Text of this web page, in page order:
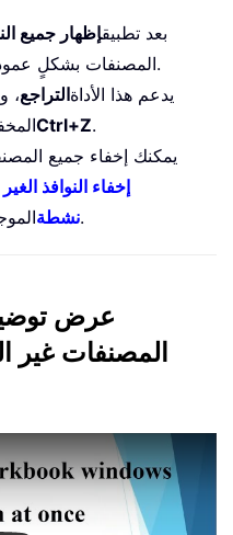
بعد تطبيقإظهار جميع
المصنفات بشكلٍ عمودي أو أفقي في شريط المهام.
يدعم هذا الأداةالتراجع،
Ctrl+Z.
يمكنك إخفاء جميع
إخفاء النوافذ الغير
نشطة.
عرض
المصنفات غير